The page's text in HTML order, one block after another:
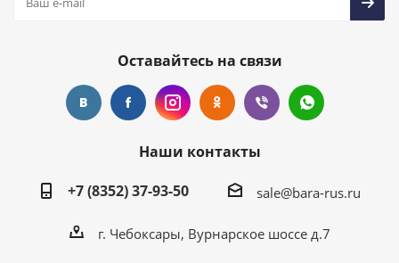
Оставайтесь на связи
Наши контакты
+7 (8352) 37-93-50
sale@bara-rus.ru
г. Чебоксары, Вурнарское шоссе д.7